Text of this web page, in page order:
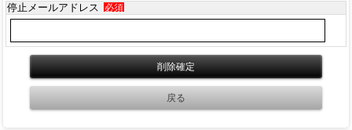
停止メールアドレス
必須